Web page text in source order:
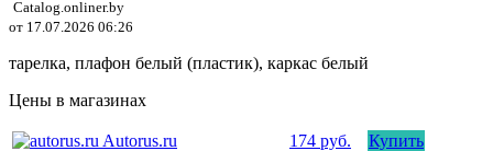
Catalog.onliner.by
от 17.07.2026 06:26
тарелка, плафон белый (пластик), каркас белый
Цены в магазинах
Autorus.ru 174 руб.
Купить